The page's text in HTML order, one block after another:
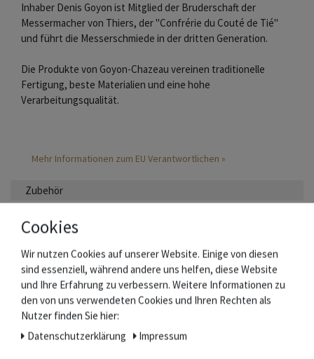
Inhaber Denis Goyon ist Mitglied der Bruderschaft der
Messermacher von Thiers, der "Confrérie du Couté de Tié"
und führt die Messerschmiede in der dritten Generation.
Die Produkte von Goyon-Chazeau vereinen traditionelle
Fertigung, beste Materialien und eine hohe
Verarbeitungsqualität.
Mehr Informationen zum EU Verantwortlichen »
Zubehör
Cookies
Wir nutzen Cookies auf unserer Website. Einige von diesen
sind essenziell, während andere uns helfen, diese Website
und Ihre Erfahrung zu verbessern. Weitere Informationen zu
den von uns verwendeten Cookies und Ihren Rechten als
Nutzer finden Sie hier:
Daten­schutz­erklärung
Impressum